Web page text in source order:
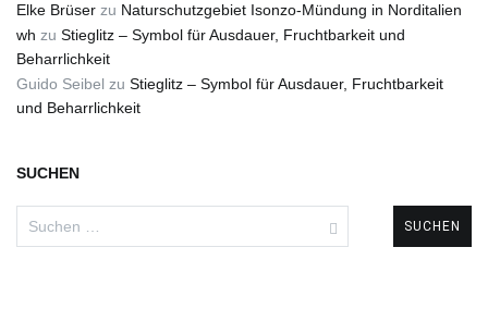
Elke Brüser zu Naturschutzgebiet Isonzo-Mündung in Norditalien
wh zu Stieglitz – Symbol für Ausdauer, Fruchtbarkeit und
Beharrlichkeit
Guido Seibel zu Stieglitz – Symbol für Ausdauer, Fruchtbarkeit
und Beharrlichkeit
SUCHEN